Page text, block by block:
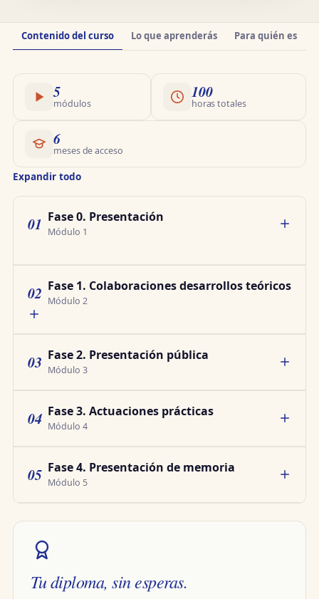
Información
del
Contenido del curso Lo que aprenderás Para quién es
5
módulos
100
horas totales
6
meses de acceso
Expandir todo
01 Fase 0. Presentación
Módulo 1
02 Fase 1. Colaboraciones desarrollos teóricos
Módulo 2
03 Fase 2. Presentación pública
Módulo 3
04 Fase 3. Actuaciones prácticas
Módulo 4
05 Fase 4. Presentación de memoria
Módulo 5
Tu diploma, sin esperas.